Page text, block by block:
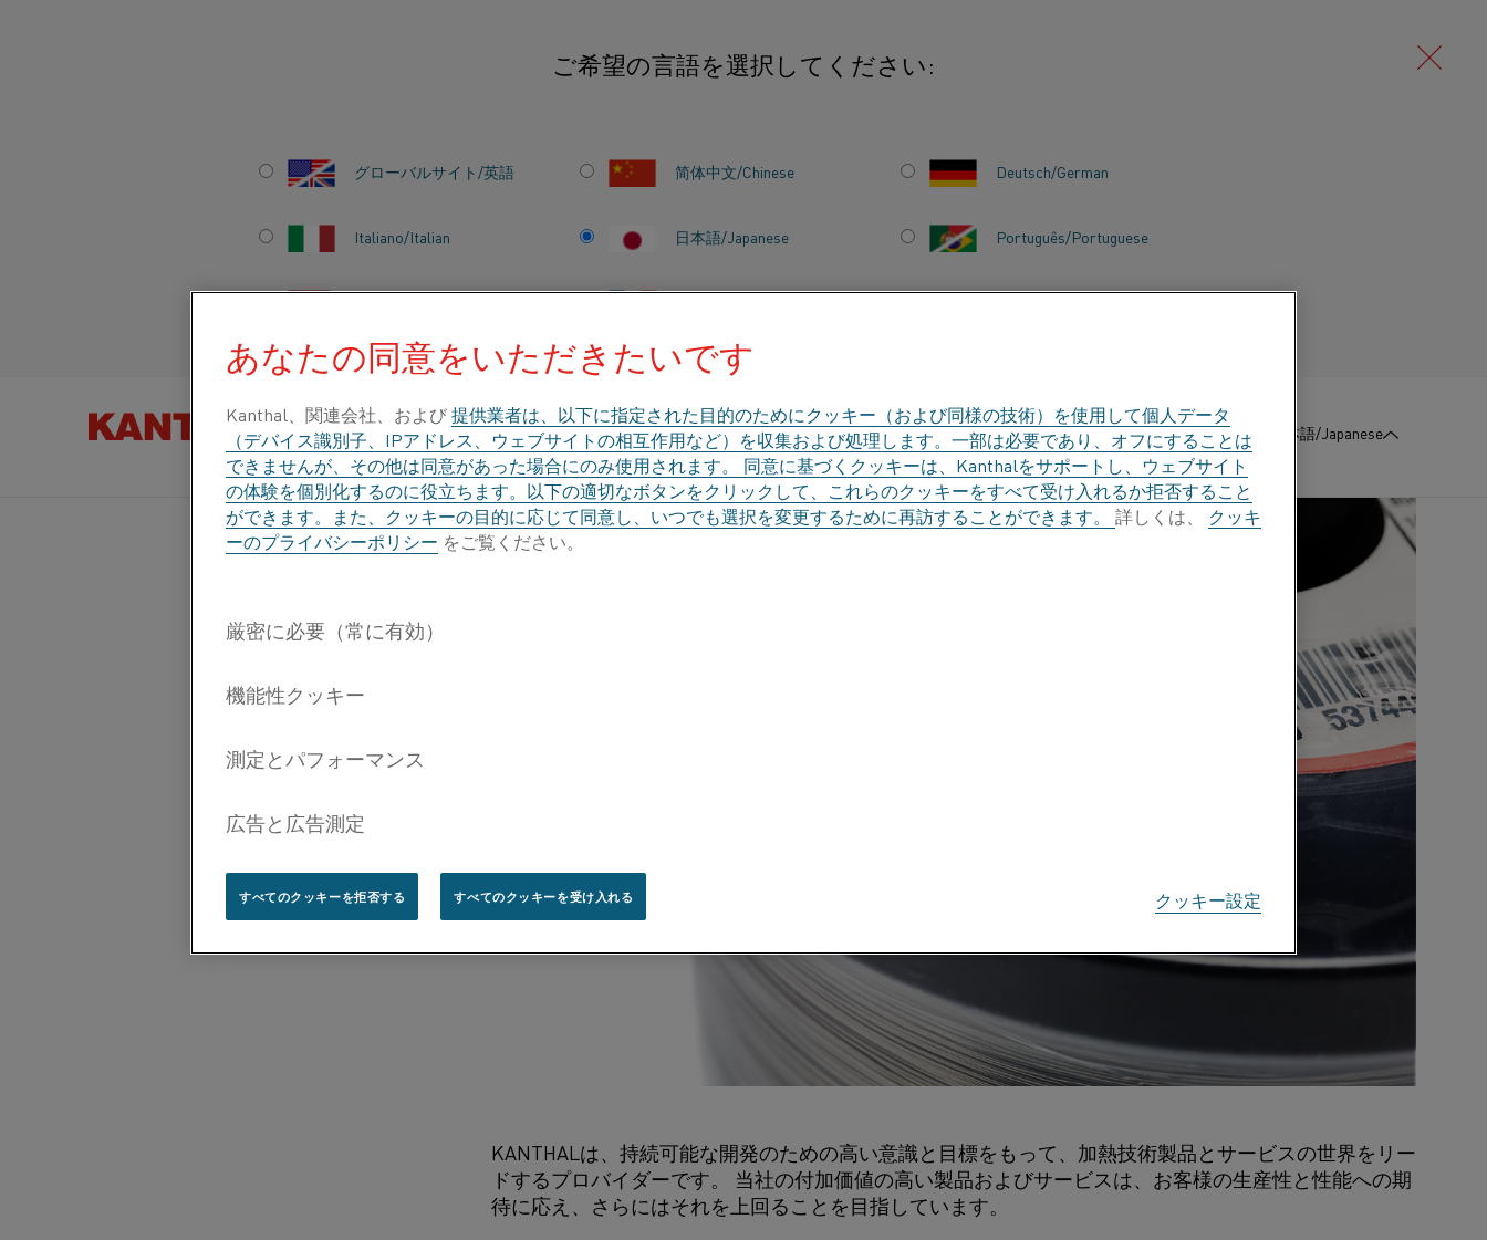
ご希望の言語を選択してください:
グローバルサイト/英語 简体中文/Chinese Deutsch/German
Italiano/Italian 日本語/Japanese Português/Portuguese
製品を以下のカテゴリで探す 会社概要 ナレッジハブ : お問い合わせ 日本語/Japanese
本物のKANTHAL®キャンペーン - 偽の製
品はトラックで止める
このメッセージは、本物のKANTHAL
KANTHALは、持続可能な開発のための高い意識と目標をもって、加熱技術製品とサービスの世界をリー
ドするプロバイダーです。 当社の付加価値の高い製品およびサービスは、お客様の生産性と性能への期
待に応え、さらにはそれを上回ることを目指しています。
あなたの同意をいただきたいです
Kanthal、関連会社、および提供業者は、以下に指定された目的のためにクッキー（および同様の技術）を使用して個人データ
（デバイス識別子、IPアドレス、ウェブサイトの相互作用など）を収集および処理します。一部は必要であり、オフにすることは
できませんが、その他は同意があった場合にのみ使用されます。 同意に基づくクッキーは、Kanthalをサポートし、ウェブサイト
の体験を個別化するのに役立ちます。以下の適切なボタンをクリックして、これらのクッキーをすべて受け入れるか拒否すること
ができます。また、クッキーの目的に応じて同意し、いつでも選択を変更するために再訪することができます。 詳しくは、 クッキ
ーのプライバシーポリシー をご覧ください。
クッキー設定
すべてのクッキーを拒否する すべてのクッキーを受け入れる